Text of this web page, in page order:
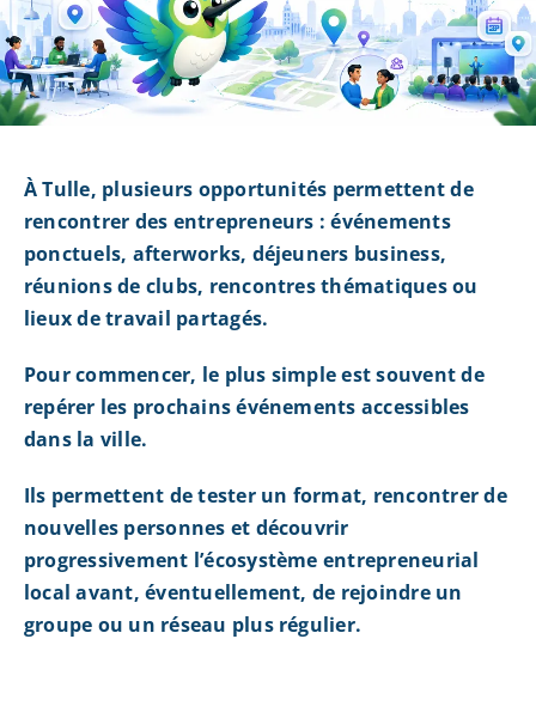
À Tulle, plusieurs opportunités permettent de
rencontrer des entrepreneurs : événements
ponctuels, afterworks, déjeuners business,
réunions de clubs, rencontres thématiques ou
lieux de travail partagés.
Pour commencer, le plus simple est souvent de
repérer les prochains événements accessibles
dans la ville.
Ils permettent de tester un format, rencontrer de
nouvelles personnes et découvrir
progressivement l’écosystème entrepreneurial
local avant, éventuellement, de rejoindre un
groupe ou un réseau plus régulier.